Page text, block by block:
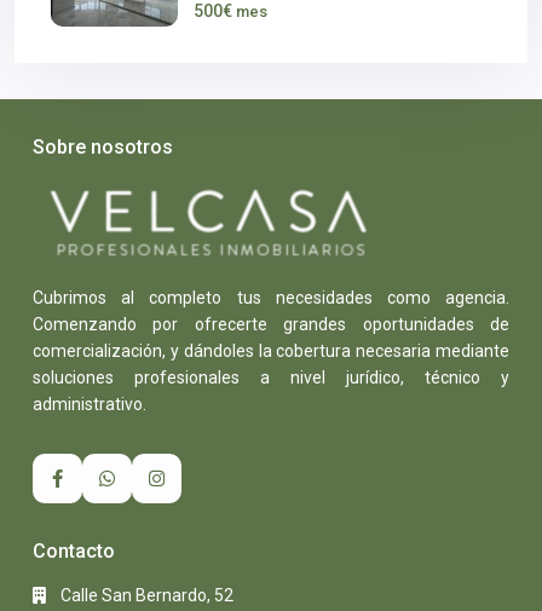
500€ mes
Sobre nosotros
Cubrimos al completo tus necesidades como agencia.
Comenzando por ofrecerte grandes oportunidades de
comercialización, y dándoles la cobertura necesaria mediante
soluciones profesionales a nivel jurídico, técnico y
administrativo.
Contacto
Calle San Bernardo, 52